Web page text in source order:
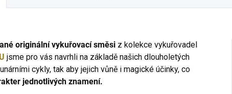
originální vykuřovací směsi z kolekce vykuřovadel
jsme pro vás navrhli na základě našich dlouholetých
cykly, tak aby jejich vůně i magické účinky, co
jednotlivých znamení.